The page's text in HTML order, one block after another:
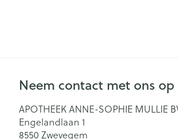
Neem contact met ons op
APOTHEEK ANNE-SOPHIE MULLIE
Engelandlaan 1
8550 Zwevegem